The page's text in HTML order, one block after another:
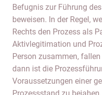
Befugnis zur Führung
beweisen. In der Regel,
Rechts den Prozess als
Aktivlegitimation und
Person zusammen,
dann ist die
Voraussetzungen einer